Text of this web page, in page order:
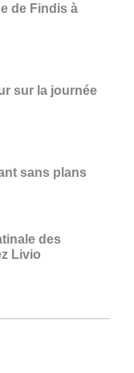
de Findis à
sur la journée
sans plans
des
Livio